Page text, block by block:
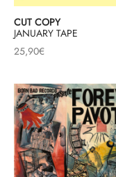
CUT COPY
JANUARY TAPE
25,90€
ELECTRONIQUES
MUSIQUES IMPROVISEES
DU MONDE